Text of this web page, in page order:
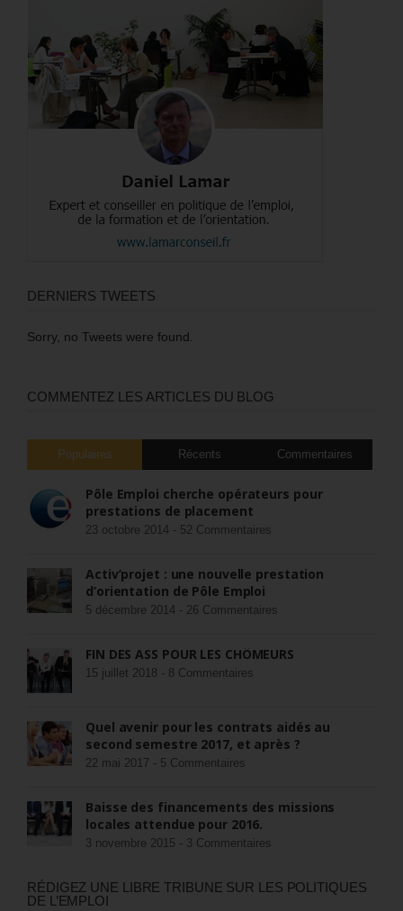
DERNIERS TWEETS
Sorry, no Tweets were found.
COMMENTEZ LES ARTICLES DU BLOG
Populaires Récents Commentaires
Pôle Emploi cherche opérateurs pour
prestations de placement
23 octobre 2014 - 52 Commentaires
Activ’projet : une nouvelle prestation
d’orientation de Pôle Emploi
5 décembre 2014 - 26 Commentaires
FIN DES ASS POUR LES CHÔMEURS
15 juillet 2018 - 8 Commentaires
Quel avenir pour les contrats aidés au
second semestre 2017, et après ?
22 mai 2017 - 5 Commentaires
Baisse des financements des missions
locales attendue pour 2016.
3 novembre 2015 - 3 Commentaires
RÉDIGEZ UNE LIBRE TRIBUNE SUR LES POLITIQUES
DE L’EMPLOI